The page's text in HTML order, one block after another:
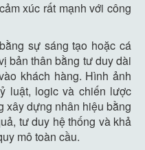
xúc rất mạnh với công
sự sáng tạo hoặc cá
bản thân bằng tư duy dài
khách hàng. Hình ảnh
luật, logic và chiến lược
xây dựng nhân hiệu bằng
tư duy hệ thống và khả
mô toàn cầu.